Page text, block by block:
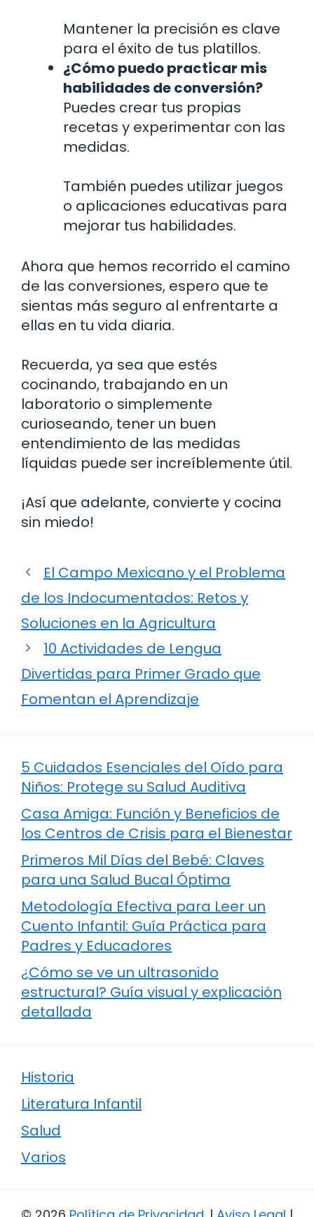
Mantener la precisión es clave
para el éxito de tus platillos.
¿Cómo puedo practicar mis
habilidades de conversión?
Puedes crear tus propias
recetas y experimentar con las
medidas.
También puedes utilizar juegos
o aplicaciones educativas para
mejorar tus habilidades.
Ahora que hemos recorrido el camino
de las conversiones, espero que te
sientas más seguro al enfrentarte a
ellas en tu vida diaria.
Recuerda, ya sea que estés
cocinando, trabajando en un
laboratorio o simplemente
curioseando, tener un buen
entendimiento de las medidas
líquidas puede ser increíblemente útil.
¡Así que adelante, convierte y cocina
sin miedo!
El Campo Mexicano y el Problema
de los Indocumentados: Retos y
Soluciones en la Agricultura
10 Actividades de Lengua
Divertidas para Primer Grado que
Fomentan el Aprendizaje
5 Cuidados Esenciales del Oído para
Niños: Protege su Salud Auditiva
Casa Amiga: Función y Beneficios de
los Centros de Crisis para el Bienestar
Primeros Mil Días del Bebé: Claves
para una Salud Bucal Óptima
Metodología Efectiva para Leer un
Cuento Infantil: Guía Práctica para
Padres y Educadores
¿Cómo se ve un ultrasonido
estructural? Guía visual y explicación
detallada
Historia
Literatura Infantil
Salud
Varios